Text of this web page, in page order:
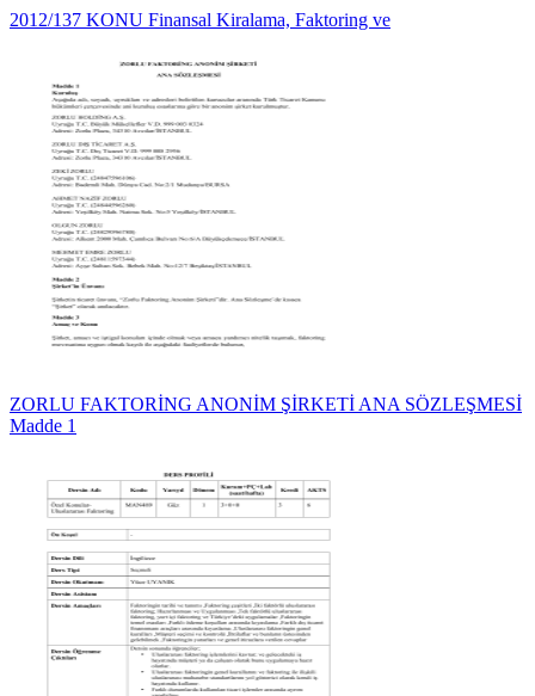
2012/137 KONU Finansal Kiralama, Faktoring ve
ZORLU FAKTORİNG ANONİM ŞİRKETİ ANA SÖZLEŞMESİ
Madde 1